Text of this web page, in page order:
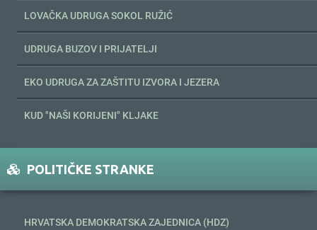
LOVAČKA UDRUGA SOKOL RUŽIĆ
UDRUGA BUZOV I PRIJATELJI
EKO UDRUGA ZA ZAŠTITU IZVORA I JEZERA
KUD "NAŠI KORIJENI" KLJAKE
POLITIČKE STRANKE
HRVATSKA DEMOKRATSKA ZAJEDNICA (HDZ)